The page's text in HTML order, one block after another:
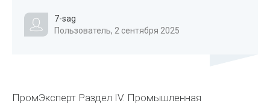
7-sag
Пользователь, 2 сентября 2025
ПромЭксперт Раздел IV. Промышленная